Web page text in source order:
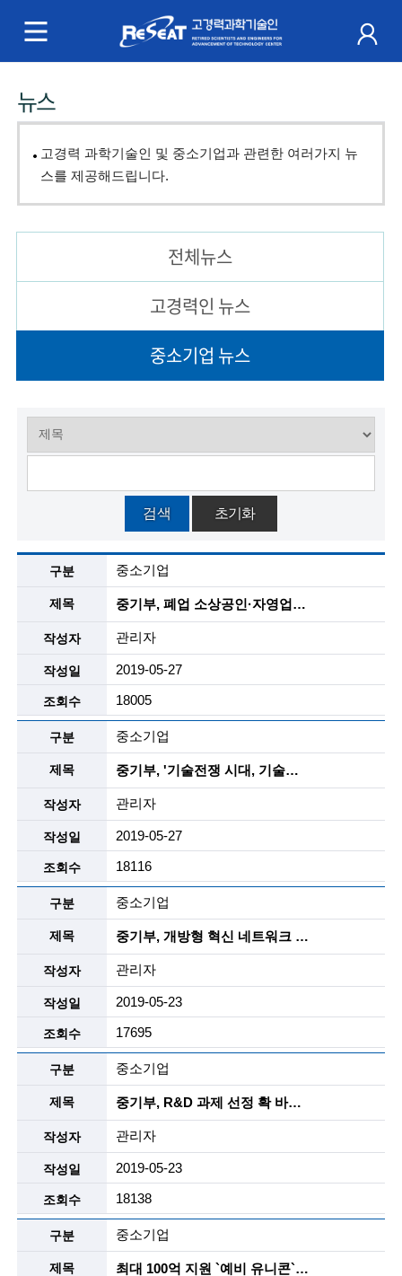
R
e
e
a
t
고
력
과
R
e
t
i
r
e
d
s
c
i
e
n
t
i
s
t
s
a
n
d
e
n
g
i
메
뉴스
고경력 과학기술인 및 중소기업과 관련한 여러가지 뉴
스를 제공해드립니다.
전체뉴스
고경력인 뉴스
중소기업 뉴스
검색 초기화
중소기업
중기부, 폐업 소상공인·자영업자에 대한 재기지원 강화
관리자
2019-05-27
18005
중소기업
중기부, '기술전쟁 시대, 기술침해 대응 전략' 학술대회 개최
관리자
2019-05-27
18116
중소기업
중기부, 개방형 혁신 네트워크 ‘i-CON’ 본격 가동
관리자
2019-05-23
17695
중소기업
중기부, R&D 과제 선정 확 바꾼다...'민간 추천'에 우선 투자
관리자
2019-05-23
18138
중소기업
최대 100억 지원 `예비 유니콘` 내달 선정